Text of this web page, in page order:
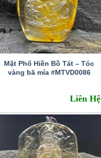
Mặt Phổ Hiền Bồ Tát – Tóc
vàng bã mía #MTVD0086
Liên Hệ